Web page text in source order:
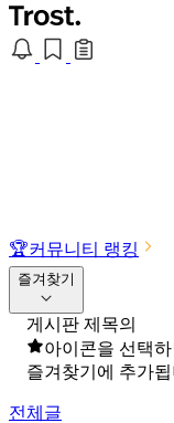
🏆커뮤니티 랭킹
즐겨찾기
게시판 제목의
아이콘을 선택하
즐겨찾기에 추가
전체글